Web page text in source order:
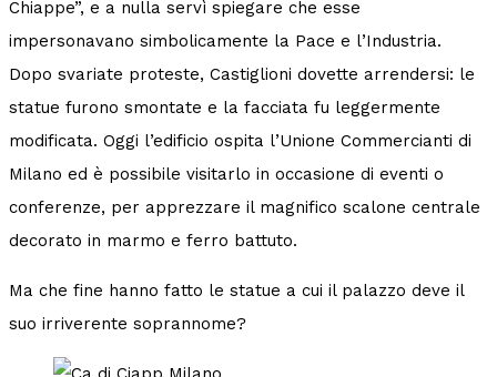
Chiappe”, e a nulla servì spiegare che esse
impersonavano simbolicamente la Pace e l’Industria.
Dopo svariate proteste, Castiglioni dovette arrendersi: le
statue furono smontate e la facciata fu leggermente
modificata. Oggi l’edificio ospita l’Unione Commercianti di
Milano ed è possibile visitarlo in occasione di eventi o
conferenze, per apprezzare il magnifico scalone centrale
decorato in marmo e ferro battuto.
Ma che fine hanno fatto le statue a cui il palazzo deve il
suo irriverente soprannome?